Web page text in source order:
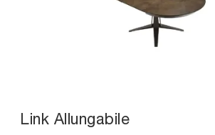
Link Allungabile